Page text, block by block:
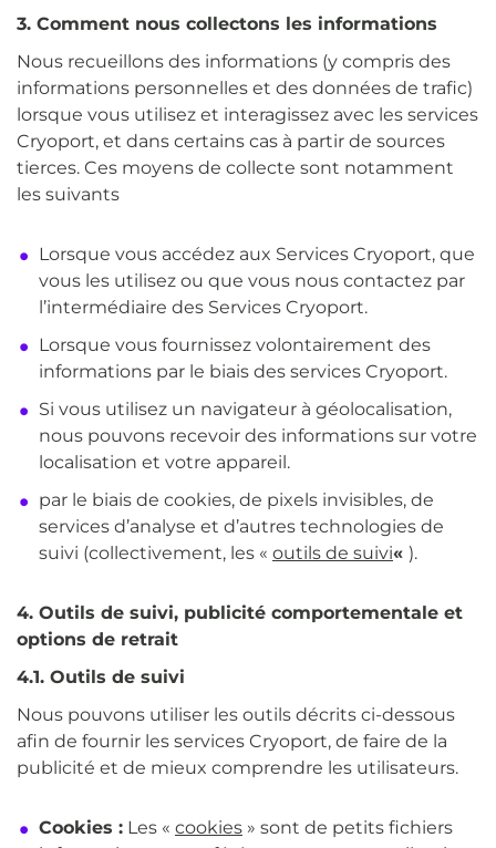
3. Comment nous collectons les informations
Nous recueillons des informations (y compris des
informations personnelles et des données de trafic)
lorsque vous utilisez et interagissez avec les services
Cryoport, et dans certains cas à partir de sources
tierces. Ces moyens de collecte sont notamment
les suivants
Lorsque vous accédez aux Services Cryoport, que
vous les utilisez ou que vous nous contactez par
l’intermédiaire des Services Cryoport.
Lorsque vous fournissez volontairement des
informations par le biais des services Cryoport.
Si vous utilisez un navigateur à géolocalisation,
nous pouvons recevoir des informations sur votre
localisation et votre appareil.
par le biais de cookies, de pixels invisibles, de
services d’analyse et d’autres technologies de
suivi (collectivement, les « outils de suivi« ).
4. Outils de suivi, publicité comportementale et
options de retrait
4.1. Outils de suivi
Nous pouvons utiliser les outils décrits ci-dessous
afin de fournir les services Cryoport, de faire de la
publicité et de mieux comprendre les utilisateurs.
Cookies : Les « cookies » sont de petits fichiers